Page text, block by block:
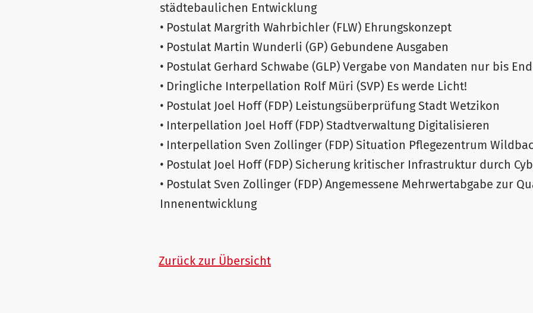
städtebaulichen Entwicklung
• Postulat Margrith Wahrbichler (FLW) Ehrungskonzept
• Postulat Martin Wunderli (GP) Gebundene Ausgaben
• Postulat Gerhard Schwabe (GLP) Vergabe von Mandaten nur bis
• Dringliche Interpellation Rolf Müri (SVP) Es werde Licht!
• Postulat Joel Hoff (FDP) Leistungsüberprüfung Stadt Wetzikon
• Interpellation Joel Hoff (FDP) Stadtverwaltung Digitalisieren
• Interpellation Sven Zollinger (FDP) Situation Pflegezentrum
• Postulat Joel Hoff (FDP) Sicherung kritischer Infrastruktur durch
• Postulat Sven Zollinger (FDP) Angemessene Mehrwertabgabe zur
Innenentwicklung
Zurück zur Übersicht